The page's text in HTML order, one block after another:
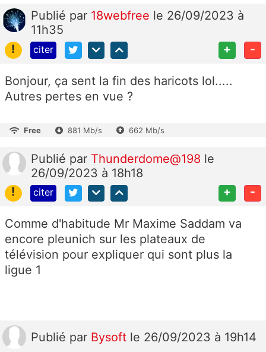
Publié par 18webfree le 26/09/2023 à
11h35
!
citer + -
Bonjour, ça sent la fin des haricots lol.....
Autres pertes en vue ?
Free 881 Mb/s 662 Mb/s
Publié par Thunderdome@198 le
26/09/2023 à 18h18
!
citer + -
Comme d'habitude Mr Maxime Saddam va
encore pleunich sur les plateaux de
télévision pour expliquer qui sont plus la
ligue 1
Publié par Bysoft le 26/09/2023 à 19h14